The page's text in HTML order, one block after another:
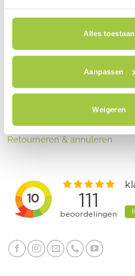
Alles toestaan
Aanpassen
Weigeren
Contact
Blog
Inschrijven nieuwsbrief
Privacy policy
Retourneren & annuleren